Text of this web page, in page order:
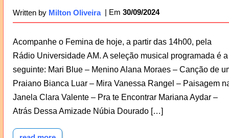
Written by Milton Oliveira 30/09/2024
Acompanhe o Femina de hoje, a partir das 14h00, pela
Rádio Universidade AM. A seleção musical programada é a
seguinte: Mari Blue – Menino Alana Moraes – Canção de
Praiano Bianca Luar – Mira Vanessa Rangel – Paisagem
Janela Clara Valente – Pra te Encontrar Mariana Aydar –
Atrás Dessa Amizade Núbia Dourado […]